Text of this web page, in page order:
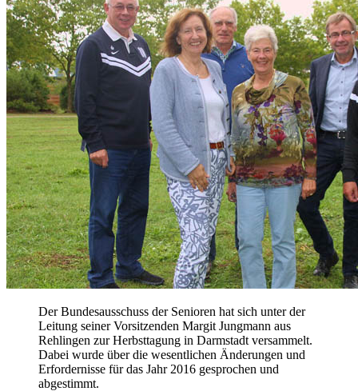
Der Bundesausschuss der Senioren hat sich unter der
Leitung seiner Vorsitzenden Margit Jungmann aus
Rehlingen zur Herbsttagung in Darmstadt versammelt.
Dabei wurde über die wesentlichen Änderungen und
Erfordernisse für das Jahr 2016 gesprochen und
abgestimmt.